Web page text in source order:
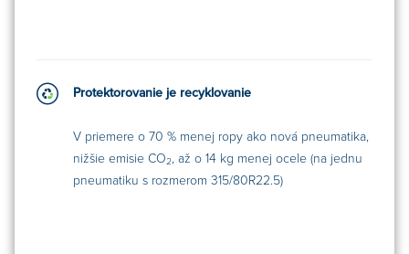
Protektorovanie je recyklovanie
V priemere o 70 % menej ropy ako nová pneumatika,
nižšie emisie CO2, až o 14 kg menej ocele (na jednu
pneumatiku s rozmerom 315/80R22.5)